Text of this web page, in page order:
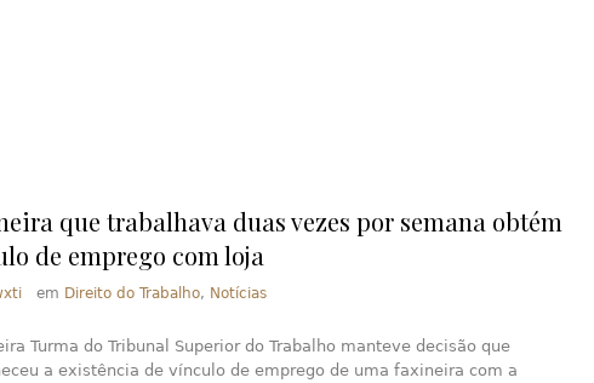
que trabalhava duas vezes por semana obtém
de emprego com loja
em Direito do Trabalho, Notícias
Turma do Tribunal Superior do Trabalho manteve decisão que
a existência de vínculo de emprego de uma faxineira com a